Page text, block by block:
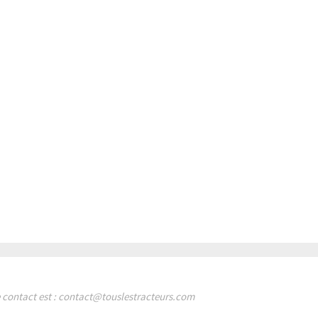
est : contact@touslestracteurs.com